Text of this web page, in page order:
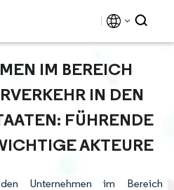
IM BEREICH
IN DEN
FÜHRENDE
AKTEURE
Unternehmen im Bereich